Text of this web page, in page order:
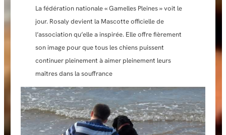
La fédération nationale « Gamelles Pleines » voit le
jour. Rosaly devient la Mascotte officielle de
l’association qu’elle a inspirée. Elle offre fièrement
son image pour que tous les chiens puissent
continuer pleinement à aimer pleinement leurs
maîtres dans la souffrance